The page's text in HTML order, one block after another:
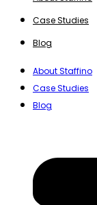
Case Studies
Blog
About Staffino
Case Studies
Blog